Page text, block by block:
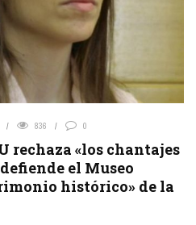
836 0
rechaza «los chantajes
el Museo
histórico» de la